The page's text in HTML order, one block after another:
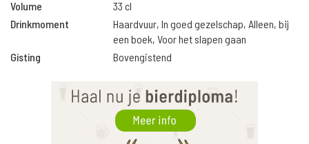
Volume
33 cl
Drinkmoment
Haardvuur, In goed gezelschap, Alleen, bij
een boek, Voor het slapen gaan
Gisting
Bovengistend